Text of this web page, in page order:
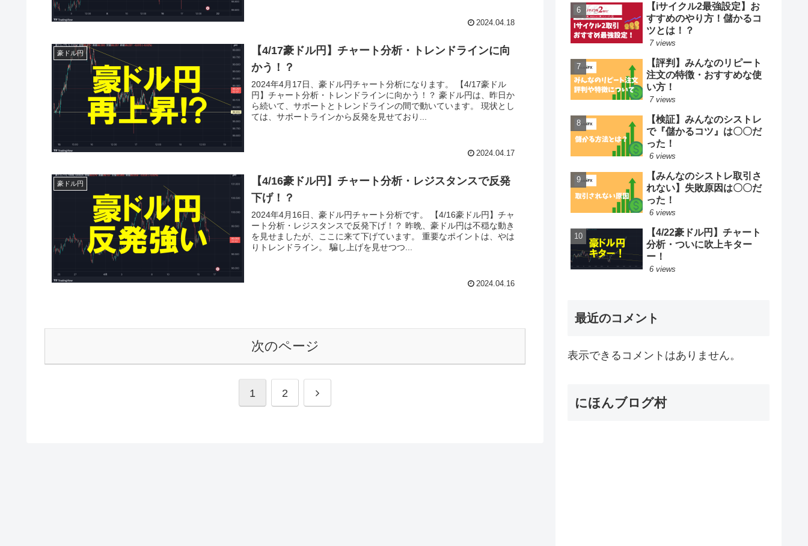
2024.04.18
豪ドル円
【4/17豪ドル円】チャート分析・トレンドラインに向
かう！？
2024年4月17日、豪ドル円チャート分析になります。 【4/17豪ドル
円】チャート分析・トレンドラインに向かう！？ 豪ドル円は、昨日か
ら続いて、サポートとトレンドラインの間で動いています。 現状とし
ては、サポートラインから反発を見せており...
2024.04.17
豪ドル円
【4/16豪ドル円】チャート分析・レジスタンスで反発
下げ！？
2024年4月16日、豪ドル円チャート分析です。 【4/16豪ドル円】チャ
ート分析・レジスタンスで反発下げ！？ 昨晩、豪ドル円は不穏な動き
を見せましたが、ここに来て下げています。 重要なポイントは、やは
りトレンドライン。 騙し上げを見せつつ...
2024.04.16
次のページ
1 2 次
【iサイクル2最強設定】お
すすめのやり方！儲かるコ
ツとは！？
7 views
【評判】みんなのリピート
注文の特徴・おすすめな使
い方！
7 views
【検証】みんなのシストレ
で『儲かるコツ』は〇〇だ
った！
6 views
【みんなのシストレ取引さ
れない】失敗原因は〇〇だ
った！
6 views
【4/22豪ドル円】チャート
分析・ついに吹上キター
ー！
6 views
最近のコメント
表示できるコメントはありません。
にほんブログ村